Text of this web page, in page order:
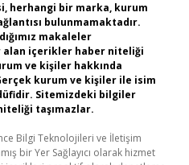
herhangi bir marka, kurum
bulunmamaktadır.
makaleler
alan içerikler haber niteliği
ve kişiler hakkında
kurum ve kişiler ile isim
Sitemizdeki bilgiler
taşımazlar.
Bilgi Teknolojileri ve İletişim
bir Yer Sağlayıcı olarak hizmet